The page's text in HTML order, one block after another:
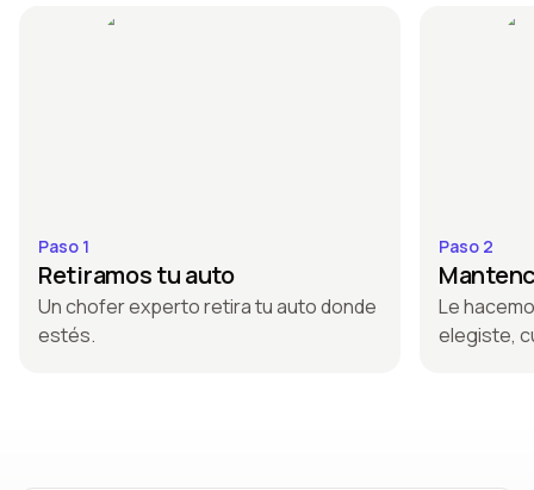
Paso 1
Retiramos tu auto
Un chofer experto retira tu auto donde
estés.
Paso 2
Le
elegiste,